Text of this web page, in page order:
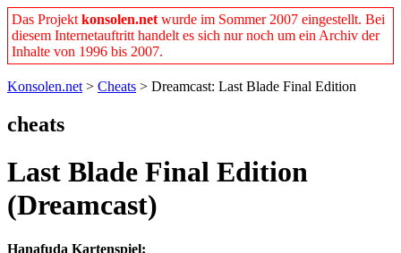
Das Projekt konsolen.net wurde im Sommer 2007 eingestellt. Bei
diesem Internetauftritt handelt es sich nur noch um ein Archiv der
Inhalte von 1996 bis 2007.
Konsolen.net > Cheats > Dreamcast: Last Blade Final Edition
cheats
Last Blade Final Edition
(Dreamcast)
Hanafuda Kartenspiel: